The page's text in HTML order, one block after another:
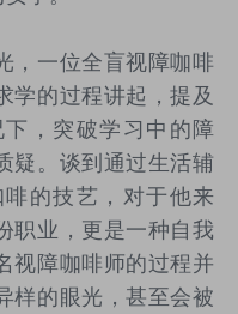
，一位全盲视障咖啡
学的过程讲起，提及
，突破学习中的障
疑。谈到通过生活辅
的技艺，对于他来
职业，更是一种自我
视障咖啡师的过程并
样的眼光，甚至会被